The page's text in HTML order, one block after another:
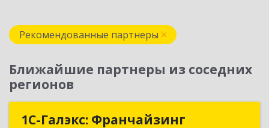
Рекомендованные партнеры
Ближайшие партнеры из соседних
регионов
1С-Галэкс: Франчайзинг
1С-Галэкс: Франчайзинг